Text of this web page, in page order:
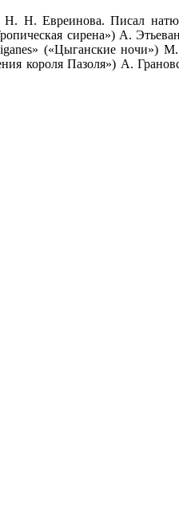
Н. Евреинова. Писал
сирена») А.
(«Цыганские ночи»)
короля Пазоля») А.